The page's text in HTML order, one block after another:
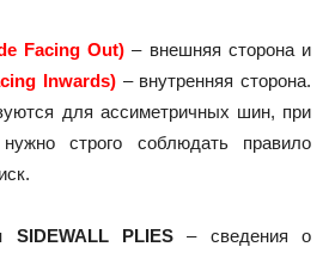
Facing Out) – внешняя сторона и
Inwards)– внутренняя сторона.
для ассиметричных шин, при
строго соблюдать правило
PLIES– сведения о